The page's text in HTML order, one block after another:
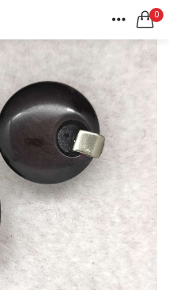
0
HOME
REGISTRATI